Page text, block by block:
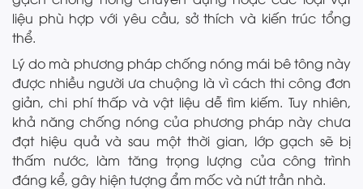
liệu phù hợp với yêu cầu, sở thích và kiến trúc tổng
thể.
Lý do mà phương pháp chống nóng mái bê tông này
được nhiều người ưa chuộng là vì cách thi công đơn
giản, chi phí thấp và vật liệu dễ tìm kiếm. Tuy nhiên,
khả năng chống nóng của phương pháp này chưa
đạt hiệu quả và sau một thời gian, lớp gạch sẽ bị
thấm nước, làm tăng trọng lượng của công trình
đáng kể, gây hiện tượng ẩm mốc và nứt trần nhà.